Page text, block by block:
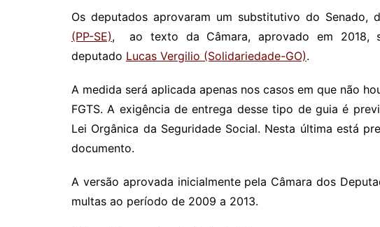
Os deputados aprovaram um substitutivo do Senado,
(PP-SE), ao texto da Câmara, aprovado em 2018,
deputado Lucas Vergilio (Solidariedade-GO).
A medida será aplicada apenas nos casos em que não
FGTS. A exigência de entrega desse tipo de guia é
Lei Orgânica da Seguridade Social. Nesta última está
documento.
A versão aprovada inicialmente pela Câmara dos
multas ao período de 2009 a 2013.